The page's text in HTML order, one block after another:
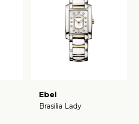
Ebel
Brasilia Lady